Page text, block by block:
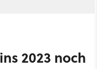
2023 noch